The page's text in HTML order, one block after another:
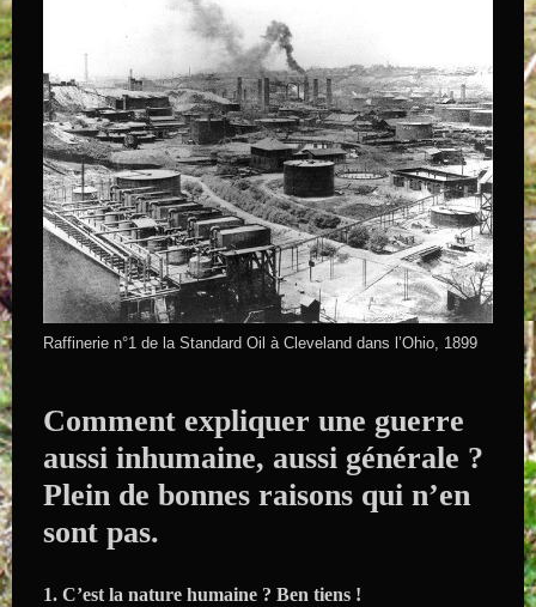
Raffinerie n°1 de la Standard Oil à Cleveland dans l’Ohio, 1899
Comment expliquer une guerre
aussi inhumaine, aussi générale ?
Plein de bonnes raisons qui n’en
sont pas.
1. C’est la nature humaine ? Ben tiens !